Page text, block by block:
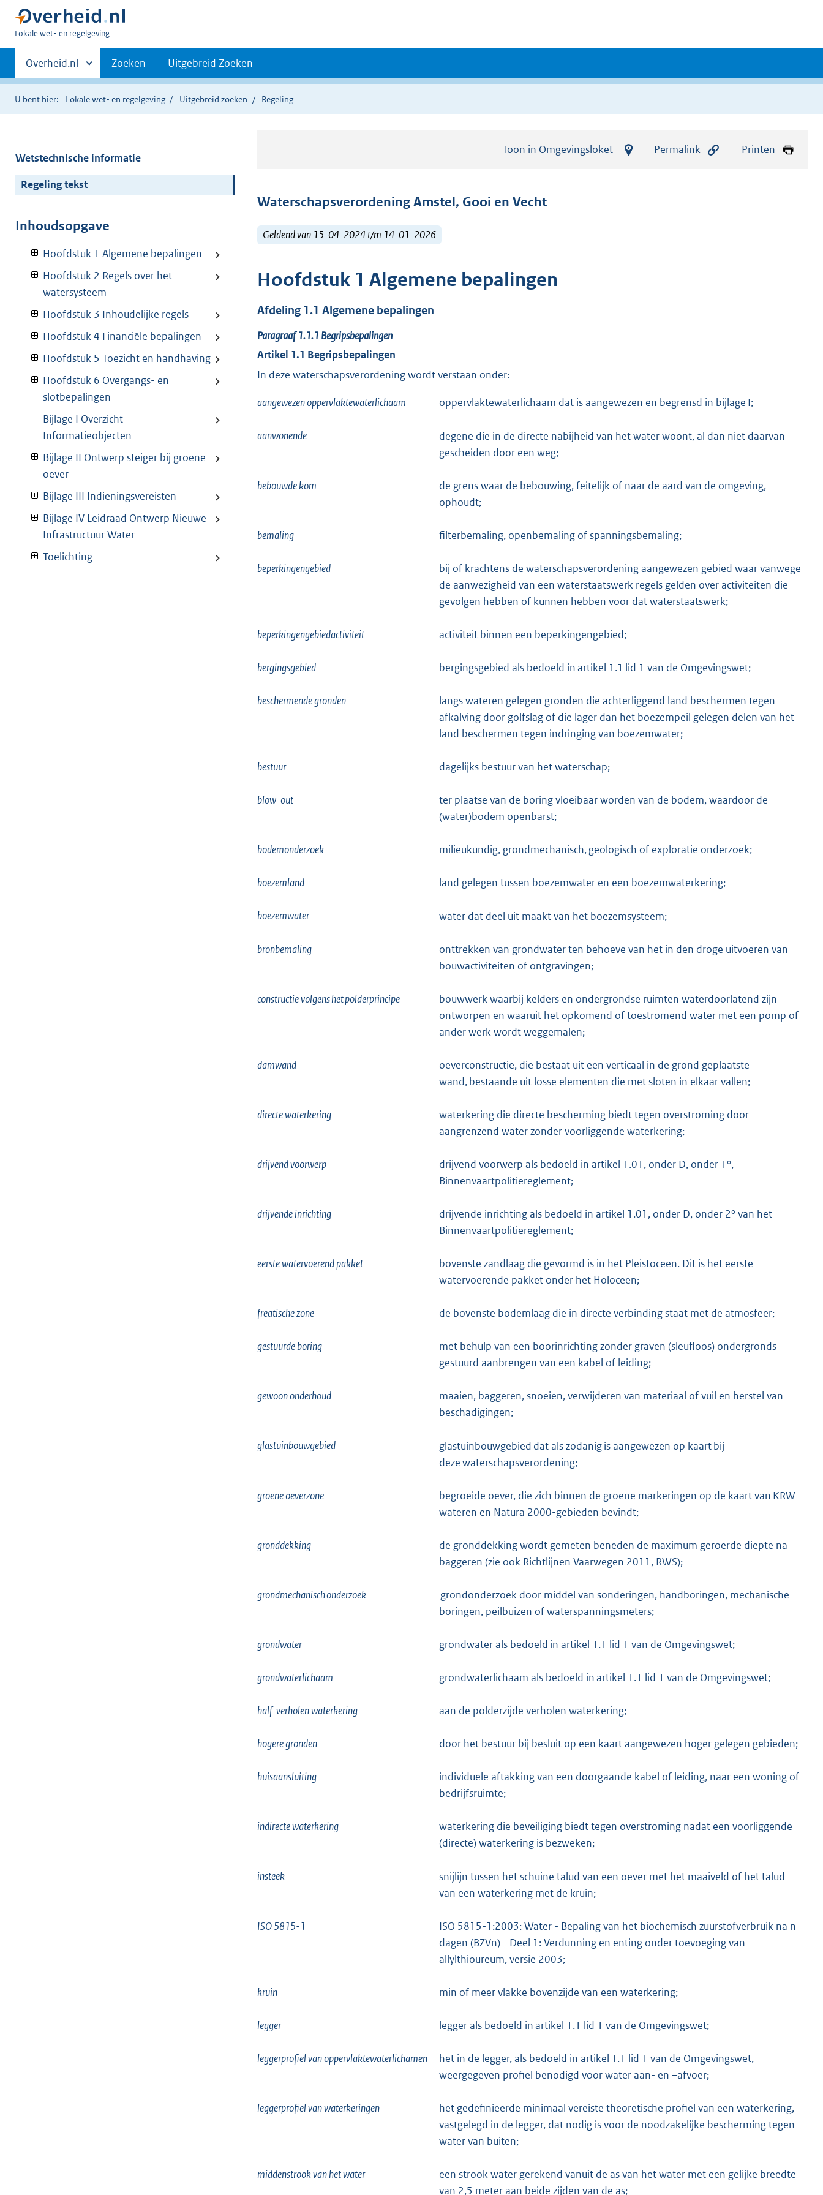
U
hier:
Lokale wet- en regelgeving
Primaire
navigatie
Andere
sites
binnen
Overheid.nl Zoeken Uitgebreid Zoeken
U bent hier: Lokale wet- en regelgeving Uitgebreid zoeken Regeling
Wetstechnische informatie
Regeling tekst
Inhoudsopgave
Hoofdstuk 1 Algemene bepalingen
Hoofdstuk 2 Regels over het
watersysteem
Hoofdstuk 3 Inhoudelijke regels
Hoofdstuk 4 Financiële bepalingen
Hoofdstuk 5 Toezicht en handhaving
Hoofdstuk 6 Overgangs- en
slotbepalingen
Bijlage I Overzicht
Informatieobjecten
Bijlage II Ontwerp steiger bij groene
oever
Bijlage III Indieningsvereisten
Bijlage IV Leidraad Ontwerp Nieuwe
Infrastructuur Water
Toelichting
Toon in Omgevingsloket Permalink Printen
Waterschapsverordening Amstel, Gooi en Vecht
Geldend van 15-04-2024 t/m 14-01-2026
Hoofdstuk 1 Algemene bepalingen
Afdeling 1.1 Algemene bepalingen
Paragraaf1.1.1 Begripsbepalingen
Artikel 1.1 Begripsbepalingen
In deze waterschapsverordening wordt verstaan onder:
aangewezen oppervlaktewaterlichaam oppervlaktewaterlichaam dat is aangewezen en begrensd in bijlage I;
aanwonende
degene die in de directe nabijheid van het water woont, al dan niet daarvan
gescheiden door een weg;
bebouwde kom
de grens waar de bebouwing, feitelijk of naar de aard van de omgeving,
ophoudt;
bemaling filterbemaling, openbemaling of spanningsbemaling;
beperkingengebied
bij of krachtens de waterschapsverordening aangewezen gebied waar vanwege
de aanwezigheid van een waterstaatswerk regels gelden over activiteiten die
gevolgen hebben of kunnen hebben voor dat waterstaatswerk;
beperkingengebiedactiviteit activiteit binnen een beperkingengebied;
bergingsgebied bergingsgebied als bedoeld in artikel 1.1 lid 1 van de Omgevingswet;
beschermende gronden
langs wateren gelegen gronden die achterliggend land beschermen tegen
afkalving door golfslag of die lager dan het boezempeil gelegen delen van het
land beschermen tegen indringing van boezemwater;
bestuur dagelijks bestuur van het waterschap;
blow-out
ter plaatse van de boring vloeibaar worden van de bodem, waardoor de
(water)bodem openbarst;
bodemonderzoek milieukundig, grondmechanisch, geologisch of exploratie onderzoek;
boezemland land gelegen tussen boezemwater en een boezemwaterkering;
boezemwater water dat deel uit maakt van het boezemsysteem;
bronbemaling
onttrekken van grondwater ten behoeve van het in den droge uitvoeren van
bouwactiviteiten of ontgravingen;
constructie volgens het polderprincipe
bouwwerk waarbij kelders en ondergrondse ruimten waterdoorlatend zijn
ontworpen en waaruit het opkomend of toestromend water met een pomp of
ander werk wordt weggemalen;
damwand
oeverconstructie, die bestaat uit een verticaal in de grond geplaatste
wand, bestaande uit losse elementen die met sloten in elkaar vallen;
directe waterkering
waterkering die directe bescherming biedt tegen overstroming door
aangrenzend water zonder voorliggende waterkering;
drijvend voorwerp
drijvend voorwerp als bedoeld in artikel 1.01, onder D, onder 1°,
Binnenvaartpolitiereglement;
drijvende inrichting
drijvende inrichting als bedoeld in artikel 1.01, onder D, onder 2° van het
Binnenvaartpolitiereglement;
eerste watervoerend pakket
bovenste zandlaag die gevormd is in het Pleistoceen. Dit is het eerste
watervoerende pakket onder het Holoceen;
freatische zone de bovenste bodemlaag die in directe verbinding staat met de atmosfeer;
gestuurde boring
met behulp van een boorinrichting zonder graven (sleufloos) ondergronds
gestuurd aanbrengen van een kabel of leiding;
gewoon onderhoud
maaien, baggeren, snoeien, verwijderen van materiaal of vuil en herstel van
beschadigingen;
glastuinbouwgebied
glastuinbouwgebied dat als zodanig is aangewezen op kaart bij
deze waterschapsverordening;
groene oeverzone
begroeide oever, die zich binnen de groene markeringen op de kaart van KRW
wateren en Natura 2000-gebieden bevindt;
gronddekking
de gronddekking wordt gemeten beneden de maximum geroerde diepte na
baggeren (zie ook Richtlijnen Vaarwegen 2011, RWS);
grondmechanisch onderzoek
grondonderzoek door middel van sonderingen, handboringen, mechanische
boringen, peilbuizen of waterspanningsmeters;
grondwater grondwater als bedoeld in artikel 1.1 lid 1 van de Omgevingswet;
grondwaterlichaam grondwaterlichaam als bedoeld in artikel 1.1 lid 1 van de Omgevingswet;
half-verholen waterkering aan de polderzijde verholen waterkering;
hogere gronden door het bestuur bij besluit op een kaart aangewezen hoger gelegen gebieden;
huisaansluiting
individuele aftakking van een doorgaande kabel of leiding, naar een woning of
bedrijfsruimte;
indirecte waterkering
waterkering die beveiliging biedt tegen overstroming nadat een voorliggende
(directe) waterkering is bezweken;
insteek
snijlijn tussen het schuine talud van een oever met het maaiveld of het talud
van een waterkering met de kruin;
ISO 5815-1
ISO 5815-1:2003: Water - Bepaling van het biochemisch zuurstofverbruik na n
dagen (BZVn) - Deel 1: Verdunning en enting onder toevoeging van
allylthioureum, versie 2003;
kruin min of meer vlakke bovenzijde van een waterkering;
legger legger als bedoeld in artikel 1.1 lid 1 van de Omgevingswet;
leggerprofiel van oppervlaktewaterlichamen
het in de legger, als bedoeld in artikel 1.1 lid 1 van de Omgevingswet,
weergegeven profiel benodigd voor water aan- en –afvoer;
leggerprofiel van waterkeringen
het gedefinieerde minimaal vereiste theoretische profiel van een waterkering,
vastgelegd in de legger, dat nodig is voor de noodzakelijke bescherming tegen
water van buiten;
middenstrook van het water
een strook water gerekend vanuit de as van het water met een gelijke breedte
van 2,5 meter aan beide zijden van de as;